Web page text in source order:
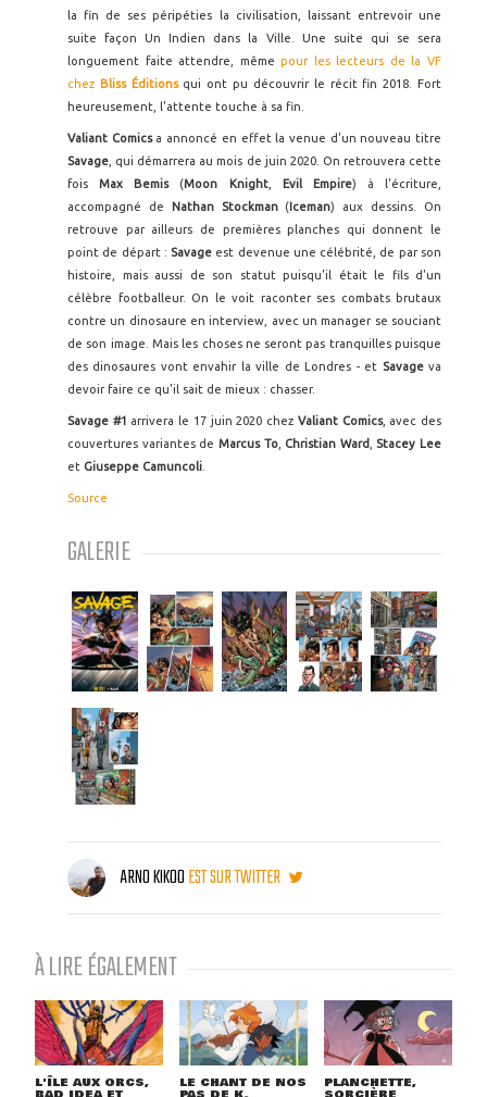
la fin de ses péripéties la civilisation, laissant entrevoir une
suite façon Un Indien dans la Ville. Une suite qui se sera
longuement faite attendre, mêmepour les lecteurs de la VF
chez Bliss Éditions qui ont pu découvrir le récit fin 2018. Fort
heureusement, l'attente touche à sa fin.
Valiant Comics a annoncé en effet la venue d'un nouveau titre
Savage , qui démarrera au mois de juin 2020. On retrouvera cette
foisMax Bemis (Moon Knight, Evil Empire) à l'écriture,
accompagné de
Nathan Stockman (Iceman) aux dessins. On
retrouve par ailleurs de premières planches qui donnent le
point de départ : Savage est devenue une célébrité, de par son
histoire, mais aussi de son statut puisqu'il était le fils d'un
célèbre footballeur. On le voit raconter ses combats brutaux
contre un dinosaure en interview, avec un manager se souciant
de son image. Mais les choses ne seront pas tranquilles puisque
des dinosaures vont envahir la ville de Londres - et Savageva
devoir faire ce qu'il sait de mieux : chasser.
Savage #1 arrivera le 17 juin 2020 chez Valiant Comics, avec des
couvertures variantes de Marcus To, Christian Ward
Stacey Lee
et Giuseppe Camuncoli
Source
GALERIE
ARNO KIKOOEST SUR TWITTER
À LIRE ÉGALEMENT
L'ÎLE AUX ORCS, LE CHANT DE NOS PLANCHETTE,